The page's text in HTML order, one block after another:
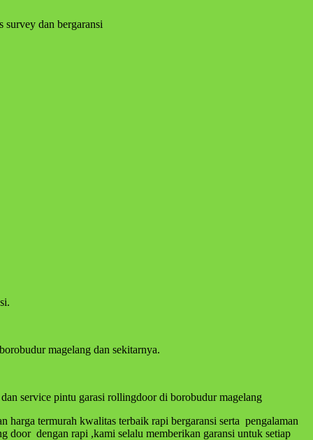
dan bergaransi
magelang dan sekitarnya.
service pintu garasi rollingdoor di borobudur magelang
termurah kwalitas terbaik rapi bergaransi serta pengalaman
door dengan rapi ,kami selalu memberikan garansi untuk setiap